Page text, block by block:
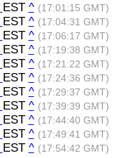
EST ^ (17:01:15 GMT)
EST ^ (17:04:31 GMT)
EST ^ (17:06:17 GMT)
EST ^ (17:19:38 GMT)
EST ^ (17:21:22 GMT)
EST ^ (17:24:36 GMT)
EST ^ (17:29:37 GMT)
EST ^ (17:39:39 GMT)
EST ^ (17:44:40 GMT)
EST ^ (17:49:41 GMT)
EST ^ (17:54:42 GMT)